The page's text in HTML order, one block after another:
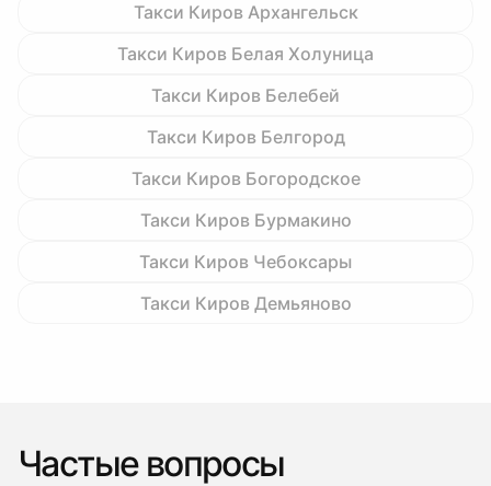
Такси Киров Архангельск
Такси Киров Белая Холуница
Такси Киров Белебей
Такси Киров Белгород
Такси Киров Богородское
Такси Киров Бурмакино
Такси Киров Чебоксары
Такси Киров Демьяново
Частые вопросы